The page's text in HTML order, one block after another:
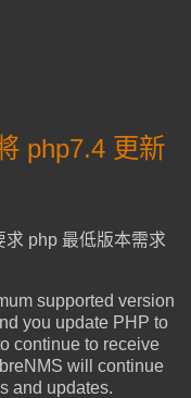
php7.4 更新
求 php 最低版本需求
supported version
you update PHP to
continue to receive
will continue
and updates.